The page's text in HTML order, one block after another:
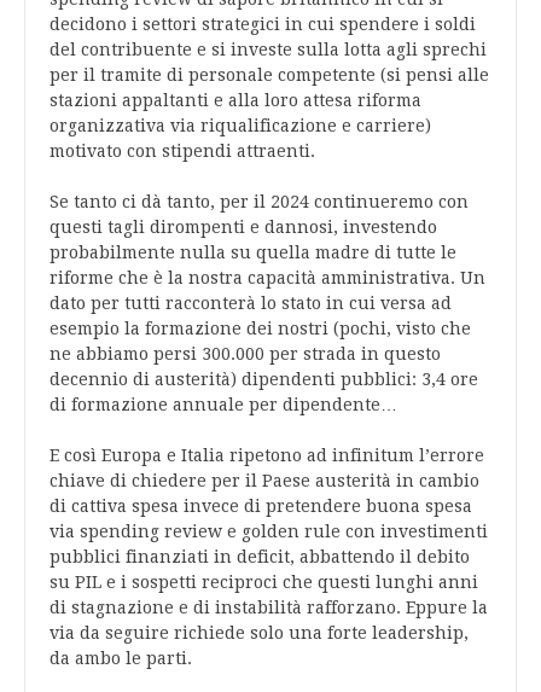
decidono i settori strategici in cui spendere i soldi
del contribuente e si investe sulla lotta agli sprechi
per il tramite di personale competente (si pensi alle
stazioni appaltanti e alla loro attesa riforma
organizzativa via riqualificazione e carriere)
motivato con stipendi attraenti.
Se tanto ci dà tanto, per il 2024 continueremo con
questi tagli dirompenti e dannosi, investendo
probabilmente nulla su quella madre di tutte le
riforme che è la nostra capacità amministrativa. Un
dato per tutti racconterà lo stato in cui versa ad
esempio la formazione dei nostri (pochi, visto che
ne abbiamo persi 300.000 per strada in questo
decennio di austerità) dipendenti pubblici: 3,4 ore
di formazione annuale per dipendente…
E così Europa e Italia ripetono ad infinitum l’errore
chiave di chiedere per il Paese austerità in cambio
di cattiva spesa invece di pretendere buona spesa
via spending review e golden rule con investimenti
pubblici finanziati in deficit, abbattendo il debito
su PIL e i sospetti reciproci che questi lunghi anni
di stagnazione e di instabilità rafforzano. Eppure la
via da seguire richiede solo una forte leadership,
da ambo le parti.